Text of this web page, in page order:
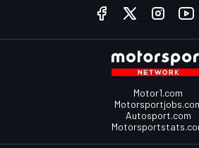
Motor1.com
Autosport.com